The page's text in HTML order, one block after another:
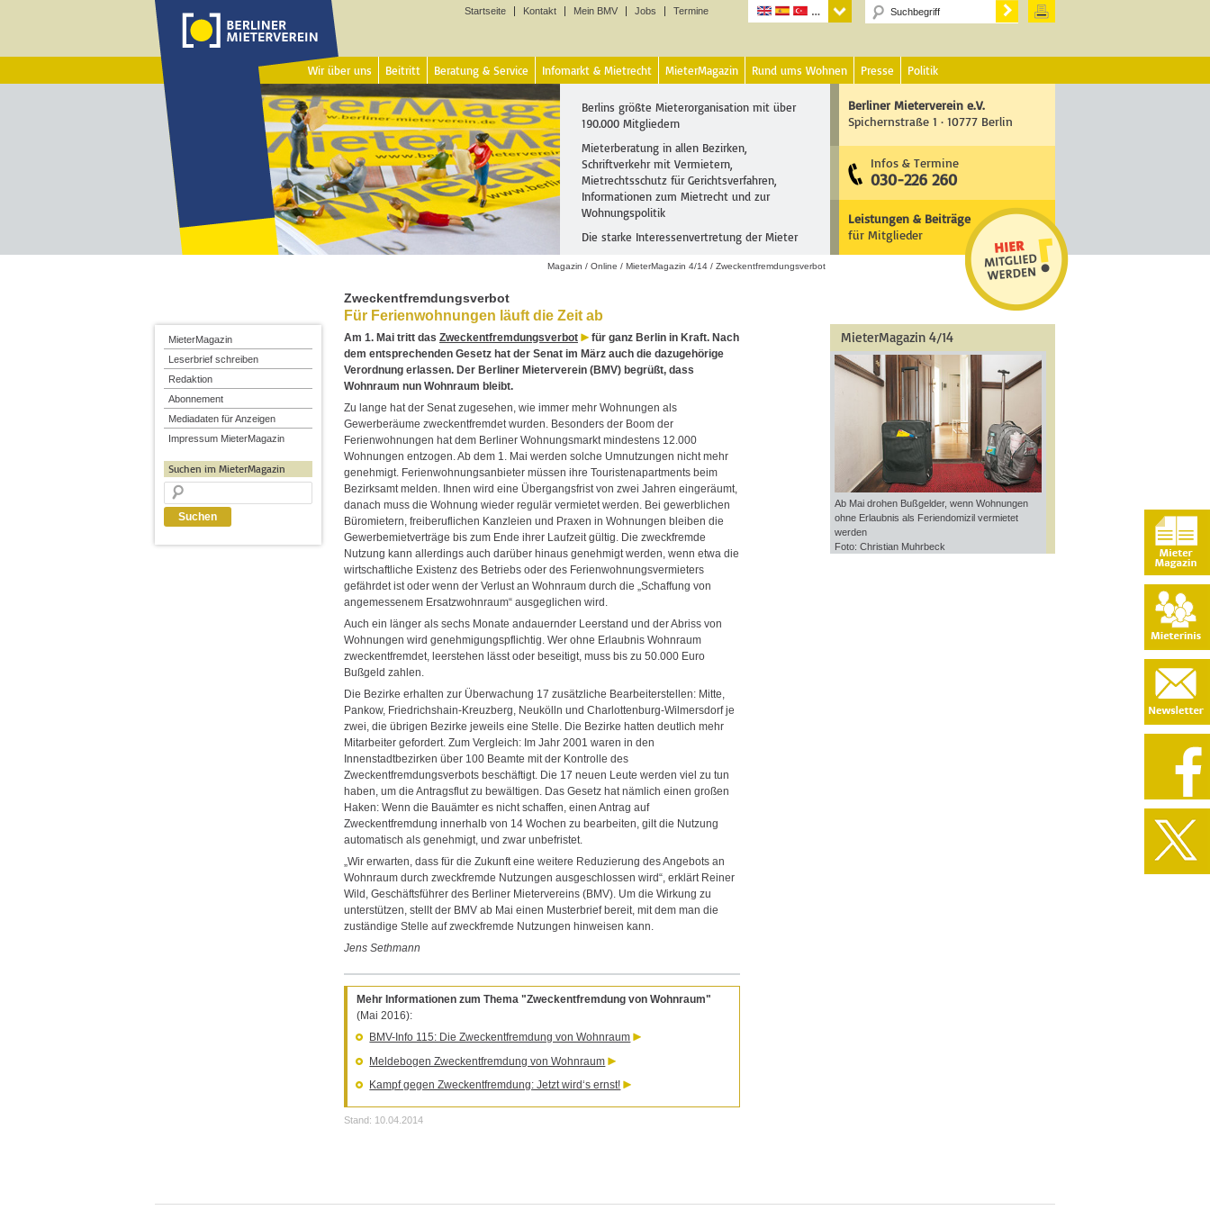
Startseite Kontakt Mein BMV Jobs Termine
Wir über uns Beitritt Beratung & Service Infomarkt & Mietrecht MieterMagazin Rund ums Wohnen Presse Politik
Berlins größte Mieterorganisation mit über
190.000 Mitgliedern
Mieterberatung in allen Bezirken,
Schriftverkehr mit Vermietern,
Mietrechtsschutz für Gerichtsverfahren,
Informationen zum Mietrecht und zur
Wohnungspolitik
Die starke Interessenvertretung der Mieter
Berliner Mieterverein e.V.
Spichernstraße 1 · 10777 Berlin
Infos & Termine
030-226 260
Leistungen & Beiträge
für Mitglieder
Magazin / Online / MieterMagazin 4/14 / Zweckentfremdungsverbot
Zweckentfremdungsverbot
Für Ferienwohnungen läuft die Zeit ab
Am 1. Mai tritt das Zweckentfremdungsverbot
für ganz Berlin in Kraft. Nach
dem entsprechenden Gesetz hat der Senat im März auch die dazugehörige
Verordnung erlassen. Der Berliner Mieterverein (BMV) begrüßt, dass
Wohnraum nun Wohnraum bleibt.
Zu lange hat der Senat zugesehen, wie immer mehr Wohnungen als
Gewerberäume zweckentfremdet wurden. Besonders der Boom der
Ferienwohnungen hat dem Berliner Wohnungsmarkt mindestens 12.000
Wohnungen entzogen. Ab dem 1. Mai werden solche Umnutzungen nicht mehr
genehmigt. Ferienwohnungsanbieter müssen ihre Touristenapartments beim
Bezirksamt melden. Ihnen wird eine Übergangsfrist von zwei Jahren eingeräumt,
danach muss die Wohnung wieder regulär vermietet werden. Bei gewerblichen
Büromietern, freiberuflichen Kanzleien und Praxen in Wohnungen bleiben die
Gewerbemietverträge bis zum Ende ihrer Laufzeit gültig. Die zweckfremde
Nutzung kann allerdings auch darüber hinaus genehmigt werden, wenn etwa die
wirtschaftliche Existenz des Betriebs oder des Ferienwohnungsvermieters
gefährdet ist oder wenn der Verlust an Wohnraum durch die „Schaffung von
angemessenem Ersatzwohnraum“ ausgeglichen wird.
Auch ein länger als sechs Monate andauernder Leerstand und der Abriss von
Wohnungen wird genehmigungspflichtig. Wer ohne Erlaubnis Wohnraum
zweckentfremdet, leerstehen lässt oder beseitigt, muss bis zu 50.000 Euro
Bußgeld zahlen.
Die Bezirke erhalten zur Überwachung 17 zusätzliche Bearbeiterstellen: Mitte,
Pankow, Friedrichshain-Kreuzberg, Neukölln und Charlottenburg-Wilmersdorf je
zwei, die übrigen Bezirke jeweils eine Stelle. Die Bezirke hatten deutlich mehr
Mitarbeiter gefordert. Zum Vergleich: Im Jahr 2001 waren in den
Innenstadtbezirken über 100 Beamte mit der Kontrolle des
Zweckentfremdungsverbots beschäftigt. Die 17 neuen Leute werden viel zu tun
haben, um die Antragsflut zu bewältigen. Das Gesetz hat nämlich einen großen
Haken: Wenn die Bauämter es nicht schaffen, einen Antrag auf
Zweckentfremdung innerhalb von 14 Wochen zu bearbeiten, gilt die Nutzung
automatisch als genehmigt, und zwar unbefristet.
„Wir erwarten, dass für die Zukunft eine weitere Reduzierung des Angebots an
Wohnraum durch zweckfremde Nutzungen ausgeschlossen wird“, erklärt Reiner
Wild, Geschäftsführer des Berliner Mietervereins (BMV). Um die Wirkung zu
unterstützen, stellt der BMV ab Mai einen Musterbrief bereit, mit dem man die
zuständige Stelle auf zweckfremde Nutzungen hinweisen kann.
Jens Sethmann
Mehr Informationen zum Thema "Zweckentfremdung von Wohnraum"
(Mai 2016):
BMV-Info 115: Die Zweckentfremdung von Wohnraum
Meldebogen Zweckentfremdung von Wohnraum
Kampf gegen Zweckentfremdung: Jetzt wird‘s ernst!
MieterMagazin 4/14
Ab Mai drohen Bußgelder, wenn Wohnungen
ohne Erlaubnis als Feriendomizil vermietet
werden
Foto: Christian Muhrbeck
Stand: 10.04.2014
MieterMagazin
Leserbrief schreiben
Redaktion
Abonnement
Mediadaten für Anzeigen
Impressum MieterMagazin
Suchen im MieterMagazin